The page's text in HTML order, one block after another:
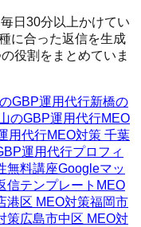
日30分以上かけてい
に合った返信を生成
役割をまとめていま
GBP運用代行新橋の
のGBP運用代行MEO
用代行MEO対策 千葉
運用代行プロフィ
無料講座Googleマッ
信テンプレート MEO
港区 MEO対策福岡市
策広島市中区 MEO対